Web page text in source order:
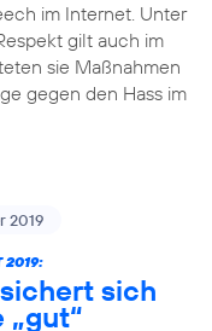
im Internet. Unter
gilt auch im
sie Maßnahmen
gegen den Hass im
2019
2019:
sich
„gut“